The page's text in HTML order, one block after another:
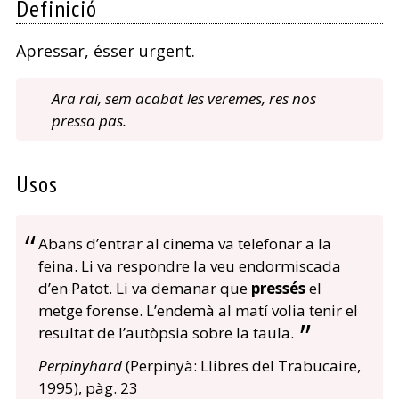
Definició
Apressar, ésser urgent.
Ara rai, sem acabat les veremes, res nos
pressa pas.
Usos
Abans d’entrar al cinema va telefonar a la
feina. Li va respondre la veu endormiscada
d’en Patot. Li va demanar que pressésel
metge forense. L’endemà al matí volia tenir el
resultat de l’autòpsia sobre la taula.
Perpinyhard(Perpinyà: Llibres del Trabucaire,
1995), pàg. 23